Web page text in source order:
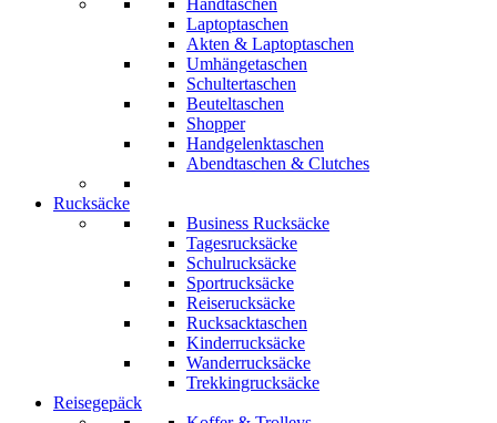
Handtaschen
Laptoptaschen
Akten & Laptoptaschen
Umhängetaschen
Schultertaschen
Beuteltaschen
Shopper
Handgelenktaschen
Abendtaschen & Clutches
Rucksäcke
Business Rucksäcke
Tagesrucksäcke
Schulrucksäcke
Sportrucksäcke
Reiserucksäcke
Rucksacktaschen
Kinderrucksäcke
Wanderrucksäcke
Trekkingrucksäcke
Reisegepäck